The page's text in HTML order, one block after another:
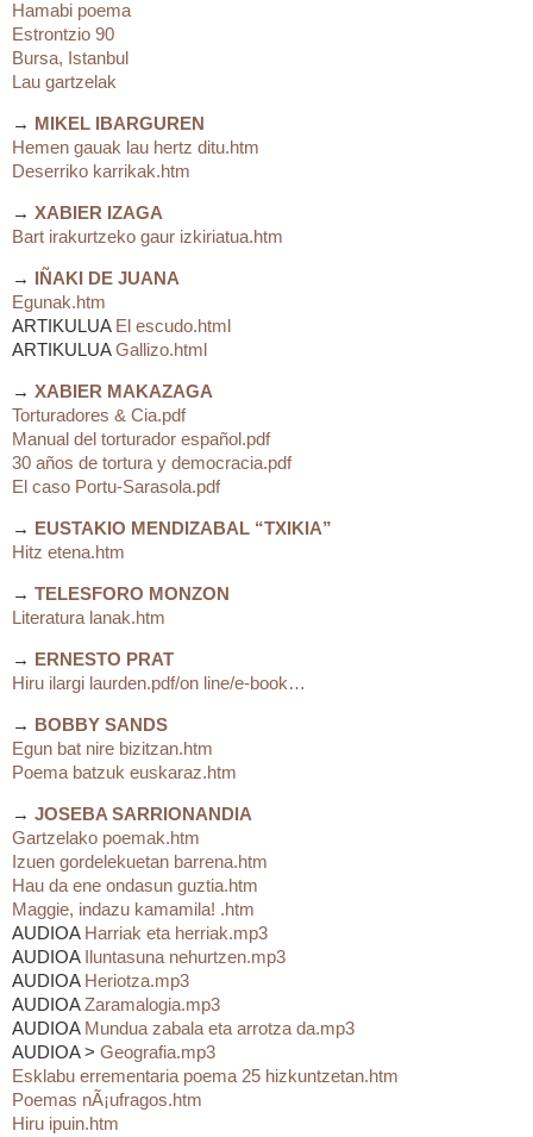
Hamabi poema
Estrontzio 90
Bursa, Istanbul
Lau gartzelak
→
MIKEL IBARGUREN
Hemen gauak lau hertz ditu.htm
Deserriko karrikak.htm
→ XABIER IZAGA
Bart irakurtzeko gaur izkiriatua.htm
→
IÑAKI DE JUANA
Egunak.htm
ARTIKULUA El escudo.html
ARTIKULUAGallizo.html
→ XABIER MAKAZAGA
Torturadores & Cia.pdf
Manual del torturador español.pdf
30 años de tortura y democracia.pdf
El caso Portu-Sarasola.pdf
→
EUSTAKIO MENDIZABAL “TXIKIA”
Hitz etena.htm
→ TELESFORO MONZON
Literatura lanak.htm
→
ERNESTO PRAT
Hiru ilargi laurden.pdf/on line/e-book…
→
BOBBY SANDS
Egun bat nire bizitzan.htm
Poema batzuk euskaraz.htm
→ JOSEBA SARRIONANDIA
Gartzelako poemak.htm
Izuen gordelekuetan barrena.htm
Hau da ene ondasun guztia.htm
Maggie, indazu kamamila! .htm
AUDIOA Harriak eta herriak.mp3
AUDIOA
Iluntasuna nehurtzen.mp3
AUDIOA Heriotza.mp3
AUDIOAZaramalogia.mp3
AUDIOA Mundua zabala eta arrotza da.mp3
AUDIOA > Geografia.mp3
Esklabu errementaria poema 25 hizkuntzetan.htm
Poemas nÃ¡ufragos.htm
Hiru ipuin.htm